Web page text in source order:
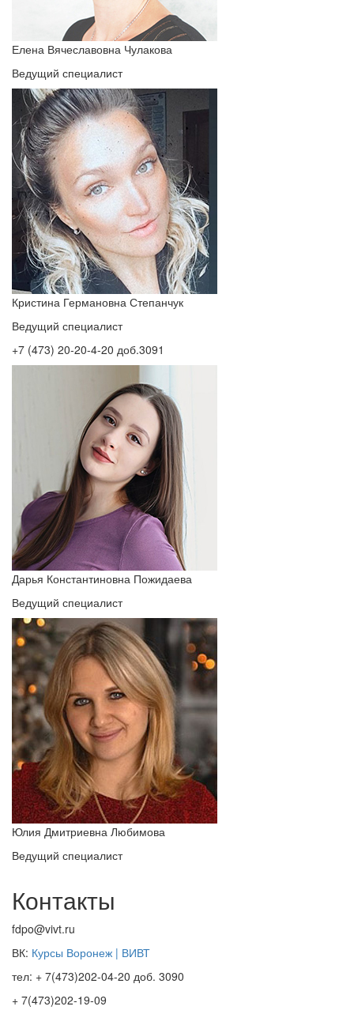
Елена Вячеславовна Чулакова
Ведущий специалист
Кристина Германовна Степанчук
Ведущий специалист
+7 (473) 20-20-4-20 доб.3091
Дарья Константиновна Пожидаева
Ведущий специалист
Юлия Дмитриевна Любимова
Ведущий специалист
Контакты
fdpo@vivt.ru
ВК: Курсы Воронеж | ВИВТ
тел: + 7(473)202-04-20 доб. 3090
+ 7(473)202-19-09